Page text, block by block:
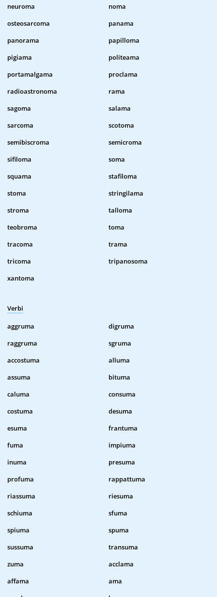
neuroma
noma
osteosarcoma
panama
panorama
papilloma
pigiama
politeama
portamalgama
proclama
radioastronoma
rama
sagoma
salama
sarcoma
scotoma
semibiscroma
semicroma
sifiloma
soma
squama
stafiloma
stoma
stringilama
stroma
talloma
teobroma
toma
tracoma
trama
tricoma
tripanosoma
xantoma
Verbi
aggruma
digruma
raggruma
sgruma
accostuma
alluma
assuma
bituma
caluma
consuma
costuma
desuma
esuma
frantuma
fuma
impiuma
inuma
presuma
profuma
rappattuma
riassuma
riesuma
schiuma
sfuma
spiuma
spuma
sussuma
transuma
zuma
acclama
affama
ama